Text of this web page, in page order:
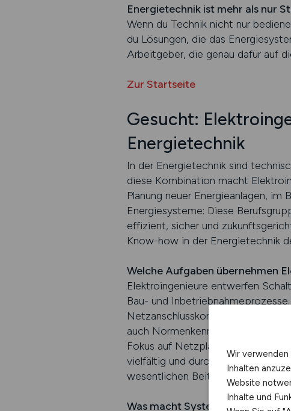
Energietechnik ist mehr als nur
Wenn du Technik nicht nur
du Lösungen, die das
Arbeitgeber, die genau dafür auf
Zur Startseite
Gesucht:
Energietechnik
In der Energietechnik sind
diese Kombination macht
Planung neuer Energieanlagen,
Energiesysteme: Diese
effizient, sicher und
Know-how in der Energietechnik
Welche Aufgaben übernehmen
Elektroingenieure entwerfen
Bau- und
Netzanschlusskonzepten oder
auch Normenkenntnisse, CAD-
Fokus auf Netzplanung,
vielfältig und durch die
wesentlichen Beitrag zur sicheren
Was macht Systemtechniker im
Wir
Inhalten
Website
Inhalte und